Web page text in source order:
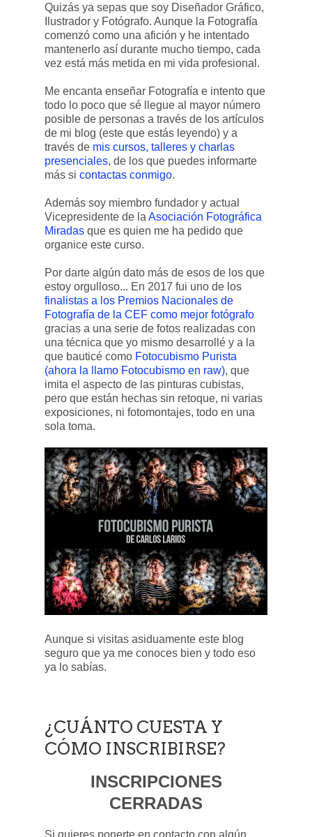
Quizás ya sepas que soy Diseñador Gráfico,
Ilustrador y Fotógrafo. Aunque la Fotografía
comenzó como una afición y he intentado
mantenerlo así durante mucho tiempo, cada
vez está más metida en mi vida profesional.
Me encanta enseñar Fotografía e intento que
todo lo poco que sé llegue al mayor número
posible de personas a través de los artículos
de mi blog (este que estás leyendo) y a
través de mis cursos, talleres y charlas
presenciales, de los que puedes informarte
más si contactas conmigo.
Además soy miembro fundador y actual
Vicepresidente de la Asociación Fotográfica
Miradas que es quien me ha pedido que
organice este curso.
Por darte algún dato más de esos de los que
estoy orgulloso... En 2017 fui uno de los
finalistas a los Premios Nacionales de
Fotografía de la CEF como mejor fotógrafo
gracias a una serie de fotos realizadas con
una técnica que yo mismo desarrollé y a la
que bauticé como Fotocubismo Purista
(ahora la llamo Fotocubismo en raw), que
imita el aspecto de las pinturas cubistas,
pero que están hechas sin retoque, ni varias
exposiciones, ni fotomontajes, todo en una
sola toma.
Aunque si visitas asiduamente este blog
seguro que ya me conoces bien y todo eso
ya lo sabías.
¿CUÁNTO CUESTA Y
CÓMO INSCRIBIRSE?
INSCRIPCIONES
CERRADAS
Si quieres ponerte en contacto con algún